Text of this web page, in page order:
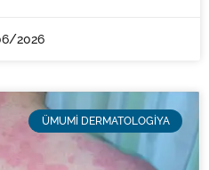
2026
ÜMUMI DERMATOLOGIYA